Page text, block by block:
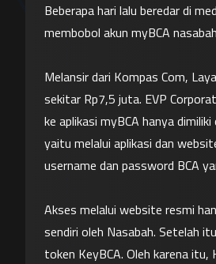
Beberapa hari lalu beredar di
membobol akun myBCA
Melansir dari Kompas Com,
sekitar Rp7,5 juta. EVP
ke aplikasi myBCA hanya
yaitu melalui aplikasi dan
username dan password BCA
Akses melalui website resmi
sendiri oleh Nasabah. Setelah
token KeyBCA. Oleh karena